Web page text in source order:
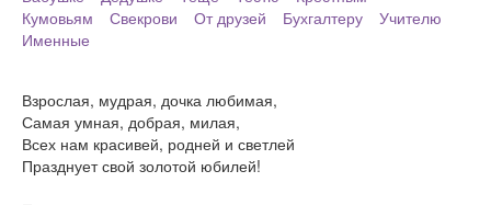
Кумовьям
Свекрови От друзей Бухгалтеру
Учителю
Именные
Взрослая, мудрая, дочка любимая,
Самая умная, добрая, милая,
Всех нам красивей, родней и светлей
Празднует свой золотой юбилей!